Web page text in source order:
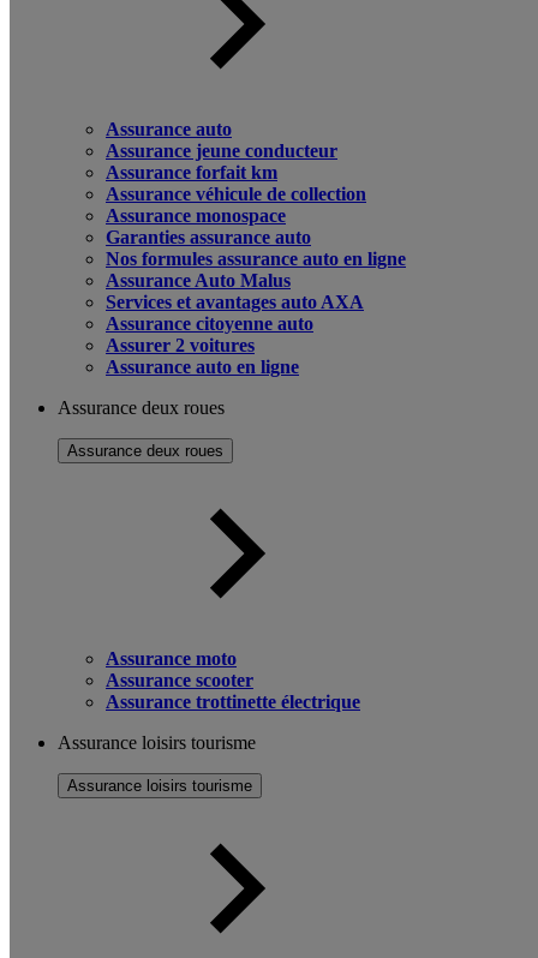
Assurance auto
Assurance jeune conducteur
Assurance forfait km
Assurance véhicule de collection
Assurance monospace
Garanties assurance auto
Nos formules assurance auto en ligne
Assurance Auto Malus
Services et avantages auto AXA
Assurance citoyenne auto
Assurer 2 voitures
Assurance auto en ligne
Assurance deux roues
Assurance deux roues
Assurance moto
Assurance scooter
Assurance trottinette électrique
Assurance loisirs tourisme
Assurance loisirs tourisme